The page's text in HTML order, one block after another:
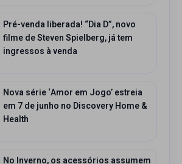
Pré-venda liberada! “Dia D”, novo
filme de Steven Spielberg, já tem
ingressos à venda
Nova série ‘Amor em Jogo’ estreia
em 7 de junho no Discovery Home &
Health
No Inverno, os acessórios assumem